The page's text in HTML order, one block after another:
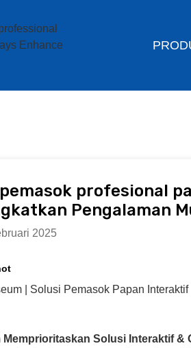
profesional
Pengalaman
2025
| Solusi Pemasok Papan
Memprioritaskan Solusi Interaktif &